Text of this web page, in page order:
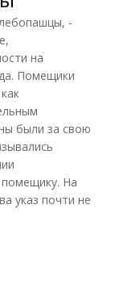
-
на
Помещики
были за свою
помещику. На
указ почти не